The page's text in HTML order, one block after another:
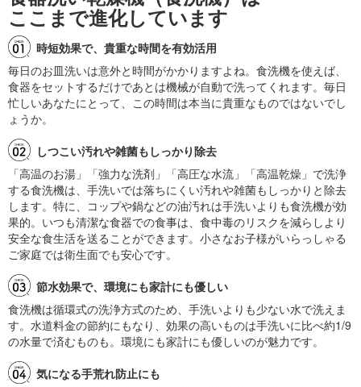
ここまで進化しています
時短効果で、貴重な時間を有効活用
毎日のお皿洗いは意外と時間がかかりますよね。食洗機を使えば、
食器をセットするだけであとは機械が自動で洗ってくれます。毎日
忙しいあなたにとって、この時間は本当に貴重なものではないでし
ょうか。
しつこい汚れや雑菌もしっかり除去
「高温のお湯」「強力な洗剤」「高圧な水流」「高温乾燥」で洗浄
する食洗機は、手洗いでは落ちにくい汚れや雑菌もしっかりと除去
します。特に、コップや鍋などの油汚れは手洗いよりも食洗機が効
果的。いつも清潔な食器での食事は、食中毒のリスクを減らしより
安全な食生活を送ることができます。小さなお子様がいらっしゃる
ご家庭では衛生面でも安心です。
節水効果で、環境にも家計にも優しい
食洗機は循環式の洗浄方式のため、手洗いよりも少ない水で洗えま
す。水道料金の節約にもなり、効果の高いものは手洗いに比べ約1/9
の水量で済むものも。環境にも家計にも優しいのが魅力です。
気になる手荒れ防止にも